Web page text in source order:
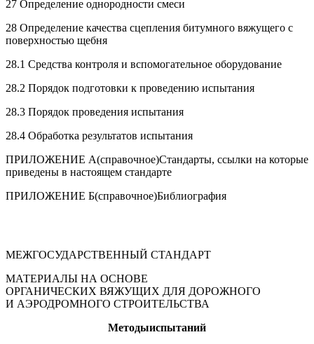
27 Определение однородности смеси
28 Определение качества сцепления битумного вяжущего с
поверхностью щебня
28.1 Средства контроля и вспомогательное оборудование
28.2 Порядок подготовки к проведению испытания
28.3 Порядок проведения испытания
28.4 Обработка результатов испытания
ПРИЛОЖЕНИЕ А(справочное)Стандарты, ссылки на которые
приведены в настоящем стандарте
ПРИЛОЖЕНИЕ Б(справочное)Библиография
МЕЖГОСУДАРСТВЕННЫЙ СТАНДАРТ
МАТЕРИАЛЫ НА ОСНОВЕ
ОРГАНИЧЕСКИХ ВЯЖУЩИХ ДЛЯ ДОРОЖНОГО
И АЭРОДРОМНОГО СТРОИТЕЛЬСТВА
Методыиспытаний